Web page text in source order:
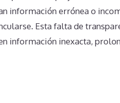
información errónea o
Esta falta de
información inexacta,